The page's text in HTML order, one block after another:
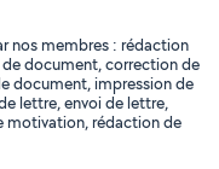
nos membres : rédaction
document, correction de
document, impression de
lettre, envoi de lettre,
motivation, rédaction de